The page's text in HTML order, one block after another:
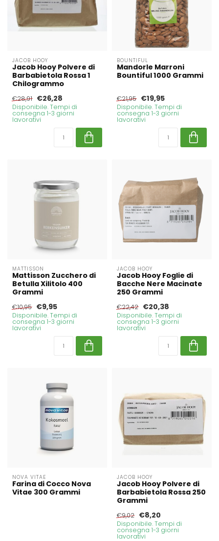
JACOB HOOY
Jacob Hooy Polvere di
Barbabietola Rossa 1
Chilogrammo
€28,91 €26,28
Disponibile. Tempi di
consegna 1-3 giorni
lavorativi
BOUNTIFUL
Mandorle Marroni
Bountiful 1000 Grammi
€21,95 €19,95
Disponibile. Tempi di
consegna 1-3 giorni
lavorativi
MATTISSON
Mattisson Zucchero di
Betulla Xilitolo 400
Grammi
€10,95 €9,95
Disponibile. Tempi di
consegna 1-3 giorni
lavorativi
JACOB HOOY
Jacob Hooy Foglie di
Bacche Nere Macinate
250 Grammi
€22,42 €20,38
Disponibile. Tempi di
consegna 1-3 giorni
lavorativi
NOVA VITAE
Farina di Cocco Nova
Vitae 300 Grammi
JACOB HOOY
Jacob Hooy Polvere di
Barbabietola Rossa 250
Grammi
€9,02 €8,20
Disponibile. Tempi di
consegna 1-3 giorni
lavorativi